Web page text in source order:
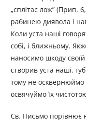
„сплітає лож” (Прип.
рабинею диявола і
Коли уста наші
собі, і ближньому.
наносимо шкоду
створив уста наші,
тому не осквернюймо
освячуймо їх
Св. Письмо порівнює